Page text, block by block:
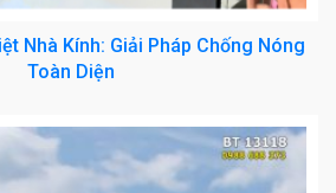
Nhà Kính: Giải Pháp Chống Nóng
Toàn Diện